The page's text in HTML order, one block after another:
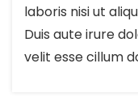
laboris nisi ut
Duis aute irure
velit esse cillum